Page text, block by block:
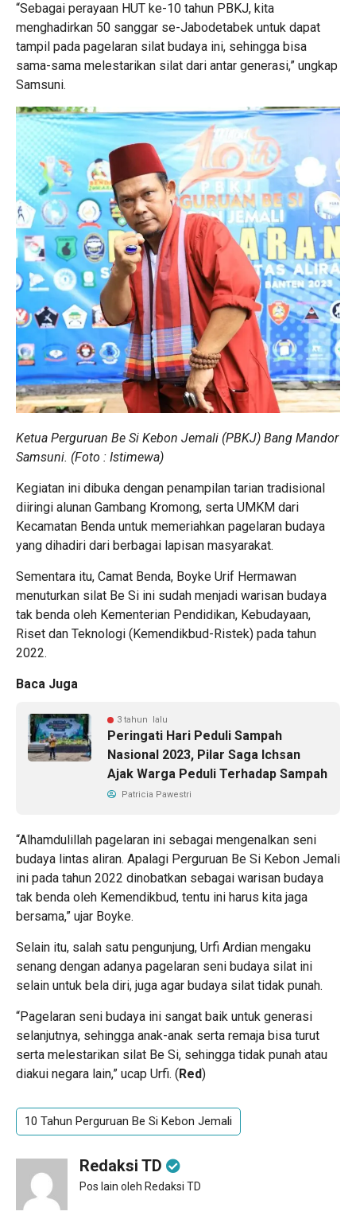
“Sebagai perayaan HUT ke-10 tahun PBKJ, kita
menghadirkan 50 sanggar se-Jabodetabek untuk dapat
tampil pada pagelaran silat budaya ini, sehingga bisa
sama-sama melestarikan silat dari antar generasi,” ungkap
Samsuni.
Ketua Perguruan Be Si Kebon Jemali (PBKJ) Bang Mandor
Samsuni. (Foto : Istimewa)
Kegiatan ini dibuka dengan penampilan tarian tradisional
diiringi alunan Gambang Kromong, serta UMKM dari
Kecamatan Benda untuk memeriahkan pagelaran budaya
yang dihadiri dari berbagai lapisan masyarakat.
Sementara itu, Camat Benda, Boyke Urif Hermawan
menuturkan silat Be Si ini sudah menjadi warisan budaya
tak benda oleh Kementerian Pendidikan, Kebudayaan,
Riset dan Teknologi (Kemendikbud-Ristek) pada tahun
2022.
Baca Juga
3 tahun lalu
Peringati Hari Peduli Sampah
Nasional 2023, Pilar Saga Ichsan
Ajak Warga Peduli Terhadap Sampah
Patricia Pawestri
“Alhamdulillah pagelaran ini sebagai mengenalkan seni
budaya lintas aliran. Apalagi Perguruan Be Si Kebon Jemali
ini pada tahun 2022 dinobatkan sebagai warisan budaya
tak benda oleh Kemendikbud, tentu ini harus kita jaga
bersama,” ujar Boyke.
Selain itu, salah satu pengunjung, Urfi Ardian mengaku
senang dengan adanya pagelaran seni budaya silat ini
selain untuk bela diri, juga agar budaya silat tidak punah.
“Pagelaran seni budaya ini sangat baik untuk generasi
selanjutnya, sehingga anak-anak serta remaja bisa turut
serta melestarikan silat Be Si, sehingga tidak punah atau
diakui negara lain,” ucap Urfi. ( Red)
10 Tahun Perguruan Be Si Kebon Jemali
Redaksi TD
Pos lain oleh Redaksi TD